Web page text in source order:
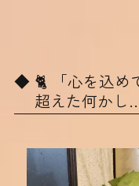
🐈‍ 「心を込め
超えた何かし